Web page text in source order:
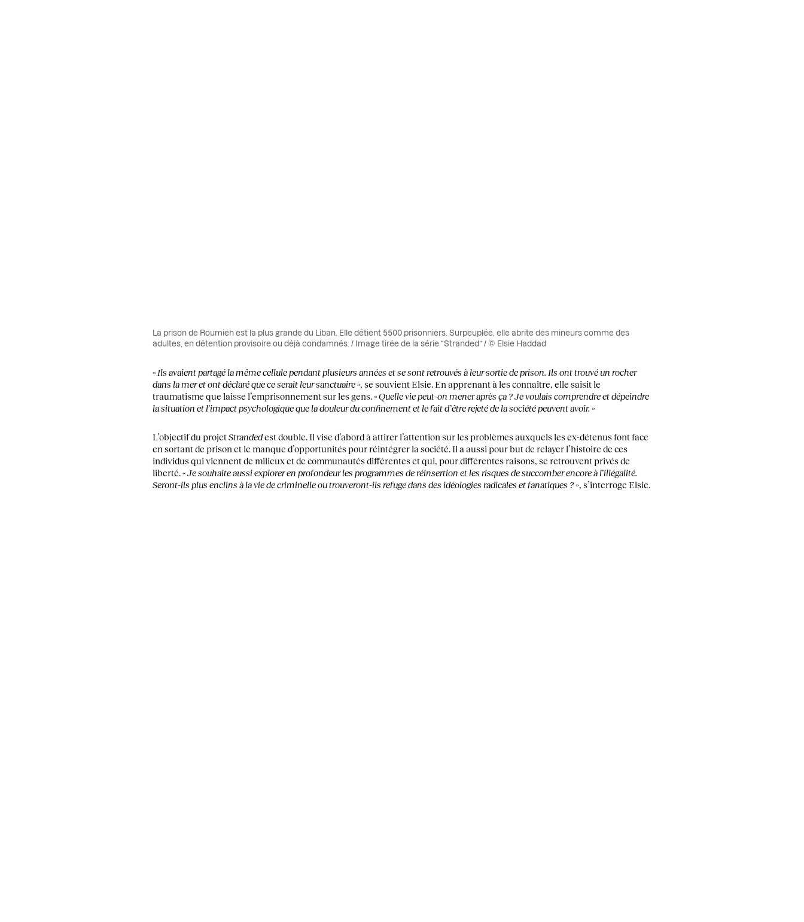
La prison de Roumieh est la plus grande du Liban. Elle détient 5500 prisonniers. Surpeuplée, elle abrite des mineurs comme des
adultes, en détention provisoire ou déjà condamnés. / Image tirée de la série “Stranded” / © Elsie Haddad
« Ils avaient partagé la même cellule pendant plusieurs années et se sont retrouvés à leur sortie de prison. Ils ont trouvé un rocher
dans la mer et ont déclaré que ce serait leur sanctuaire», se souvient Elsie. En apprenant à les connaître, elle saisit le
traumatisme que laisse l’emprisonnement sur les gens. «Quelle vie peut-on mener après ça ? Je voulais comprendre et dépeindre
la situation et l’impact psychologique que la douleur du confinement et le fait d’être rejeté de la société peuvent avoir. »
L’objectif du projetStrandedest double. Il vise d’abord à attirer l’attention sur les problèmes auxquels les ex-détenus font face
en sortant de prison et le manque d’opportunités pour réintégrer la société. Il a aussi pour but de relayer l’histoire de ces
individus qui viennent de milieux et de communautés différentes et qui, pour différentes raisons, se retrouvent privés de
liberté. «Je souhaite aussi explorer en profondeur les programmes de réinsertion et les risques de succomber encore à l’illégalité.
Seront-ils plus enclins à la vie de criminelle ou trouveront-ils refuge dans des idéologies radicales et fanatiques ? », s’interroge Elsie.